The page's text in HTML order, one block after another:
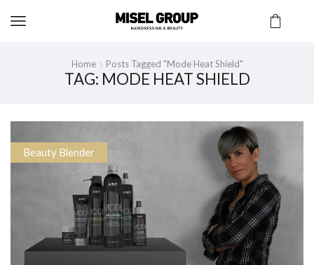
Home Posts Tagged "mode Heat Shield"
TAG: MODE HEAT SHIELD
Beauty Blender